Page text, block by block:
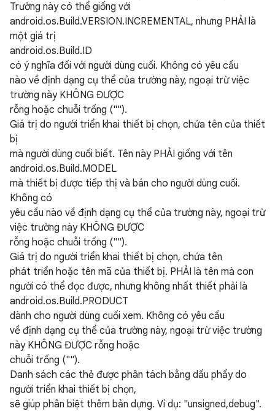
Trường này có thể giống với
android.os.Build.VERSION.INCREMENTAL, nhưng PHẢI là
một giá trị
android.os.Build.ID
có ý nghĩa đối với người dùng cuối. Không có yêu cầu
nào về định dạng cụ thể của trường này, ngoại trừ việc
trường này KHÔNG ĐƯỢC
rỗng hoặc chuỗi trống ("").
Giá trị do người triển khai thiết bị chọn, chứa tên của thiết
bị
mà người dùng cuối biết. Tên này PHẢI giống với tên
android.os.Build.MODEL
mà thiết bị được tiếp thị và bán cho người dùng cuối.
Không có
yêu cầu nào về định dạng cụ thể của trường này, ngoại trừ
việc trường này KHÔNG ĐƯỢC
rỗng hoặc chuỗi trống ("").
Giá trị do người triển khai thiết bị chọn, chứa tên
phát triển hoặc tên mã của thiết bị. PHẢI là tên mà con
người có thể đọc được, nhưng không nhất thiết phải là
android.os.Build.PRODUCT
dành cho người dùng cuối xem. Không có yêu cầu
về định dạng cụ thể của trường này, ngoại trừ việc trường
này KHÔNG ĐƯỢC rỗng hoặc
chuỗi trống ("").
Danh sách các thẻ được phân tách bằng dấu phẩy do
người triển khai thiết bị chọn,
sẽ giúp phân biệt thêm bản dựng. Ví dụ: "unsigned,debug".